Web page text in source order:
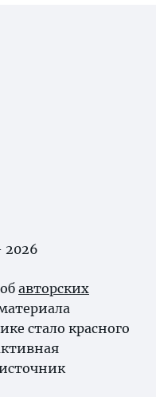
2026
авторских
стало красного